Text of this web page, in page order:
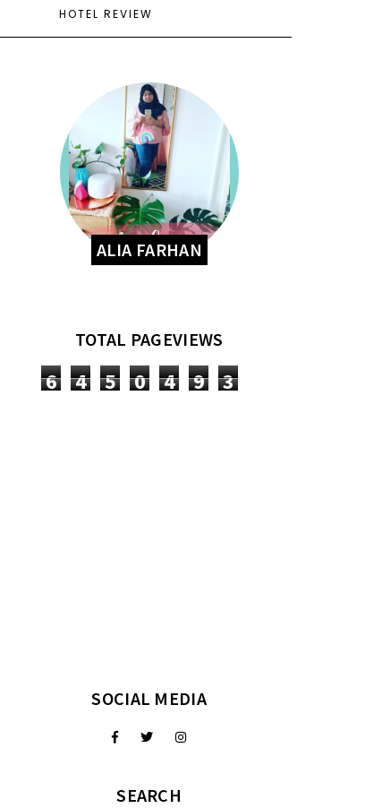
HOTEL REVIEW
ALIA FARHAN
TOTAL PAGEVIEWS
6 4 5 0 4 9 3
SOCIAL MEDIA
SEARCH